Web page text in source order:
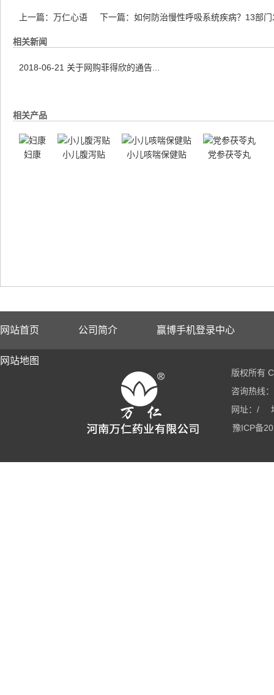
上一篇： 万仁心语 下一篇： 如何防治慢性呼吸系统疾病？13部
相关新闻
2018-06-21 关于网购菲得欣的通告...
相关产品
妇康 小儿腹泻贴 小儿咳喘保健贴 党参茯苓丸
网站首页 公司简介 赢博手机登录中心
网站地图
版权所有
咨询热线
网址：/
豫ICP备